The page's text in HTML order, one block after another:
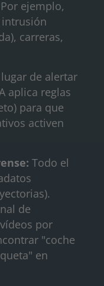
ejemplo,
carreras,
lugar de alertar
aplica reglas
para que
activen
Todo el
de
por
"coche
en